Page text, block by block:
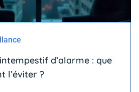
d’alarme : que
l’éviter ?